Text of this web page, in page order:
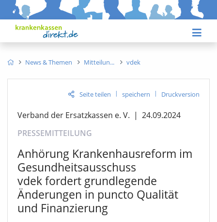
News & Themen Mitteilun vdek
Seite teilen | speichern | Druckversion
Verband der Ersatzkassen e. V. | 24.09.2024
PRESSEMITTEILUNG
Anhörung Krankenhausreform im
Gesundheitsausschuss
vdek fordert grundlegende
Änderungen in puncto Qualität
und Finanzierung